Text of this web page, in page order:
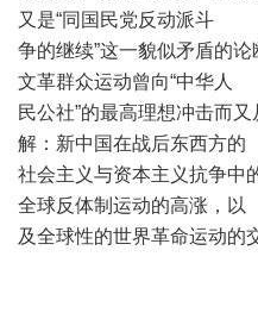
又是“同国民党反动派斗
争的继续”这一貌似矛盾的
文革群众运动曾向“中华人
民公社”的最高理想冲击而
解：新中国在战后东西方的
社会主义与资本主义抗争中
全球反体制运动的高涨，以
及全球性的世界革命运动的